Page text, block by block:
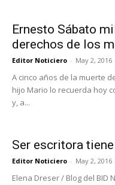
Ernesto Sábato
derechos de los
Editor Noticiero - May 2, 2016
A cinco años de la muerte
hijo Mario lo recuerda hoy
y, a...
Ser escritora
Editor Noticiero - May 2, 2016
Elena Dreser / Blog del